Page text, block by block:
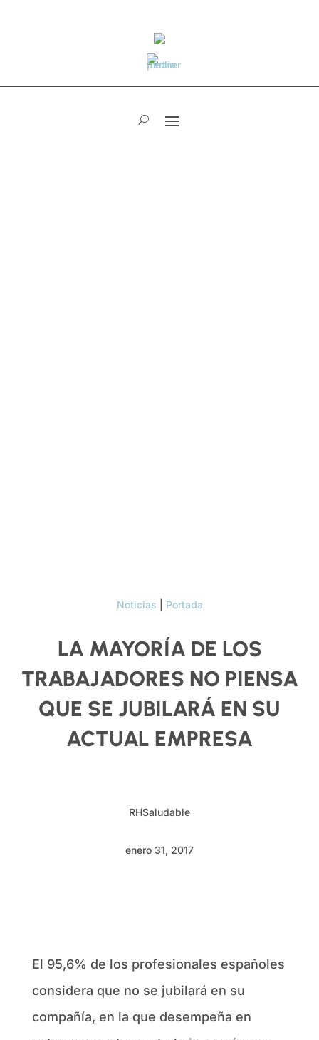
Noticias Portada
LA MAYORÍA DE LOS
TRABAJADORES NO PIENSA
QUE SE JUBILARÁ EN SU
ACTUAL EMPRESA
RHSaludable
enero 31, 2017
El 95,6% de los profesionales españoles
considera que no se jubilará en su
compañía, en la que desempeña en